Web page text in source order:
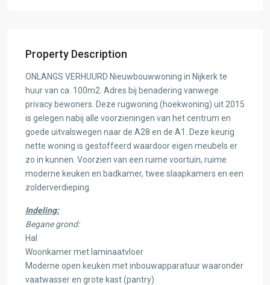
Property Description
ONLANGS VERHUURD Nieuwbouwwoning in Nijkerk te
huur van ca. 100m2. Adres bij benadering vanwege
privacy bewoners. Deze rugwoning (hoekwoning) uit 2015
is gelegen nabij alle voorzieningen van het centrum en
goede uitvalswegen naar de A28 en de A1. Deze keurig
nette woning is gestoffeerd waardoor eigen meubels er
zo in kunnen. Voorzien van een ruime voortuin, ruime
moderne keuken en badkamer, twee slaapkamers en een
zolderverdieping.
Indeling:
Begane grond:
Hal
Woonkamer met laminaatvloer
Moderne open keuken met inbouwapparatuur waaronder
vaatwasser en grote kast (pantry)